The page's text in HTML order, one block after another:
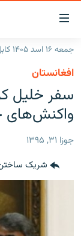
لینک‌های
قابل
دسترسی
به
متن
اصلی
بازگشت
منوی
مراجعه
افغانستان
جهان
خبرها
مصاحبه‌ها
برنامه‌ها
مجموعه تصویری
جمعه ۱۶ اسد ۱۴۰۵ کابل ۰۸:۳۳
افغانستان
سفر خلیل
واکنش‌های
جوزا ۳۱, ۱۳۹۵
شریک